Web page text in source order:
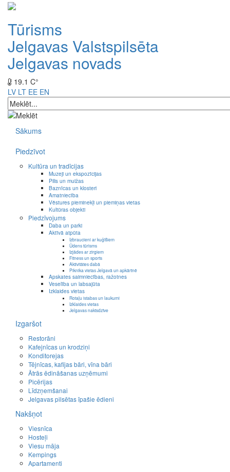
Tūrisms
Jelgavas Valstspilsēta
Jelgavas novads
19.1 C°
LV LT EE EN
Sākums
Piedzīvot
Kultūra un tradīcijas
Muzeji un ekspozīcijas
Pilis un muižas
Baznīcas un klosteri
Amatniecība
Vēstures pieminekļi un piemiņas vietas
Kultūras objekti
Piedzīvojums
Daba un parki
Aktīvā atpūta
Izbraucieni ar kuģīšiem
Ūdens tūrisms
Izjādes ar zirgiem
Fitness un sports
Aktivitātes dabā
Piknika vietas Jelgavā un apkārtnē
Apskates saimniecības, ražotnes
Veselība un labsajūta
Izklaides vietas
Rotaļu istabas un laukumi
Izklaides vietas
Jelgavas naktsdzīve
Izgaršot
Restorāni
Kafejnīcas un krodziņi
Konditorejas
Tējnīcas, kafijas bāri, vīna bāri
Ātrās ēdināšanas uzņēmumi
Picērijas
Līdzņemšanai
Jelgavas pilsētas īpašie ēdieni
Nakšņot
Viesnīca
Hosteļi
Viesu māja
Kempings
Apartamenti